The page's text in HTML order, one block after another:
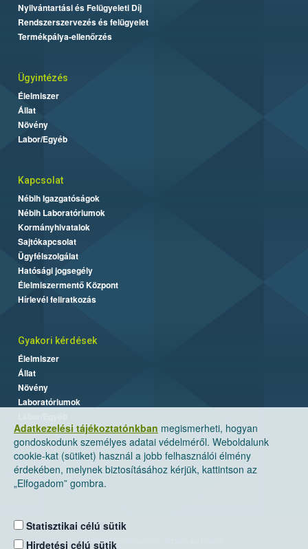
Adatkezelési tájékoztatónkban megismerheti, hogyan
gondoskodunk személyes adatai védelméről. Weboldalunk
cookie-kat (sütiket) használ a jobb felhasználói élmény
érdekében, melynek biztosításához kérjük, kattintson az
„Elfogadom” gombra.
Statisztikai célú sütik
Hirdetési célú sütik
Nyilvántartási és Felügyeleti Díj
Rendszerszervezés és felügyelet
Termékpálya-ellenőrzés
Ügyintézés
Élelmiszer
Állat
Növény
Labor/Egyéb
Kapcsolat
Nébih Igazgatóságok
Nébih Laboratóriumok
Kormányhivatalok
Sajtókapcsolat
Ügyfélszolgálat
Hatósági jogsegély
Élelmiszermentő Központ
Hírlevél feliratkozás
Gyakori kérdések
Élelmiszer
Állat
Növény
Laboratóriumok
Nemzeti Élelmiszerlánc-biztonsági Hivatal